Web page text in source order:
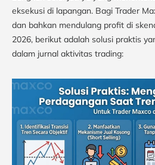
eksekusi di lapangan. Bagi Trader
dan bahkan mendulang profit di
2026, berikut adalah solusi praktis
dalam jurnal aktivitas trading: